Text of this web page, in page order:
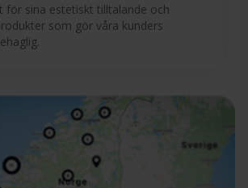
för sina estetiskt tilltalande och
som gör våra kunders